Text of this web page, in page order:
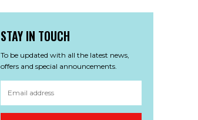
STAY IN TOUCH
To be updated with all the latest news,
offers and special announcements.